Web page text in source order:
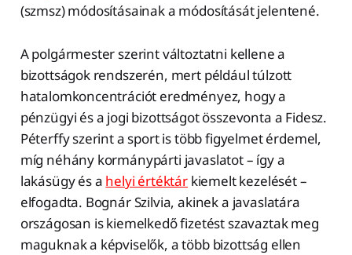
(szmsz) módosításainak a módosítását jelentené.
A polgármester szerint változtatni kellene a
bizottságok rendszerén, mert például túlzott
hatalomkoncentrációt eredményez, hogy a
pénzügyi és a jogi bizottságot összevonta a Fidesz.
Péterffy szerint a sport is több figyelmet érdemel,
míg néhány kormánypárti javaslatot – így a
lakásügy és a helyi értéktárkiemelt kezelését –
elfogadta. Bognár Szilvia, akinek a javaslatára
országosan is kiemelkedő fizetést szavaztak meg
maguknak a képviselők, a több bizottság ellen